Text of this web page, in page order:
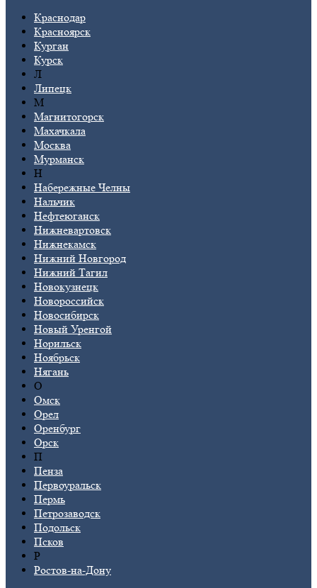
Краснодар
Красноярск
Курган
Курск
Л
Липецк
М
Магнитогорск
Махачкала
Москва
Мурманск
Н
Набережные Челны
Нальчик
Нефтеюганск
Нижневартовск
Нижнекамск
Нижний Новгород
Нижний Тагил
Новокузнецк
Новороссийск
Новосибирск
Новый Уренгой
Норильск
Ноябрьск
Нягань
О
Омск
Орел
Оренбург
Орск
П
Пенза
Первоуральск
Пермь
Петрозаводск
Подольск
Псков
Р
Ростов-на-Дону